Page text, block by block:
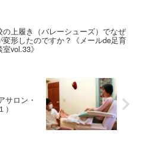
の上履き（バレーシューズ）でなぜ
変形したのですか？《メールde足育
vol.33》
サロン・